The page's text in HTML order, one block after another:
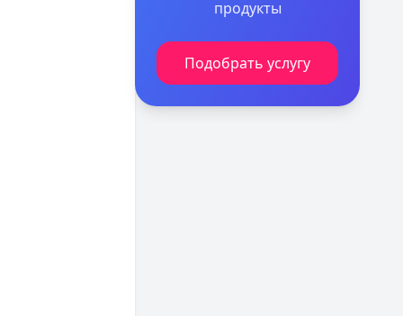
продукты
Подобрать услугу